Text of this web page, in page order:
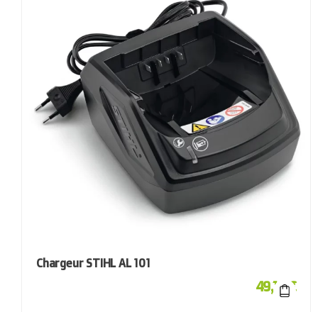
Chargeur STIHL AL 101
49,10€